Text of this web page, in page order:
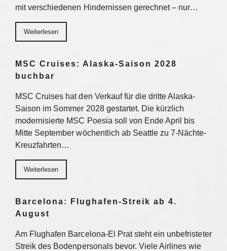
mit verschiedenen Hindernissen gerechnet – nur…
Weiterlesen
MSC Cruises: Alaska-Saison 2028
buchbar
MSC Cruises hat den Verkauf für die dritte Alaska-
Saison im Sommer 2028 gestartet. Die kürzlich
modernisierte MSC Poesia soll von Ende April bis
Mitte September wöchentlich ab Seattle zu 7-Nächte-
Kreuzfahrten…
Weiterlesen
Barcelona: Flughafen-Streik ab 4.
August
Am Flughafen Barcelona-El Prat steht ein unbefristeter
Streik des Bodenpersonals bevor. Viele Airlines wie